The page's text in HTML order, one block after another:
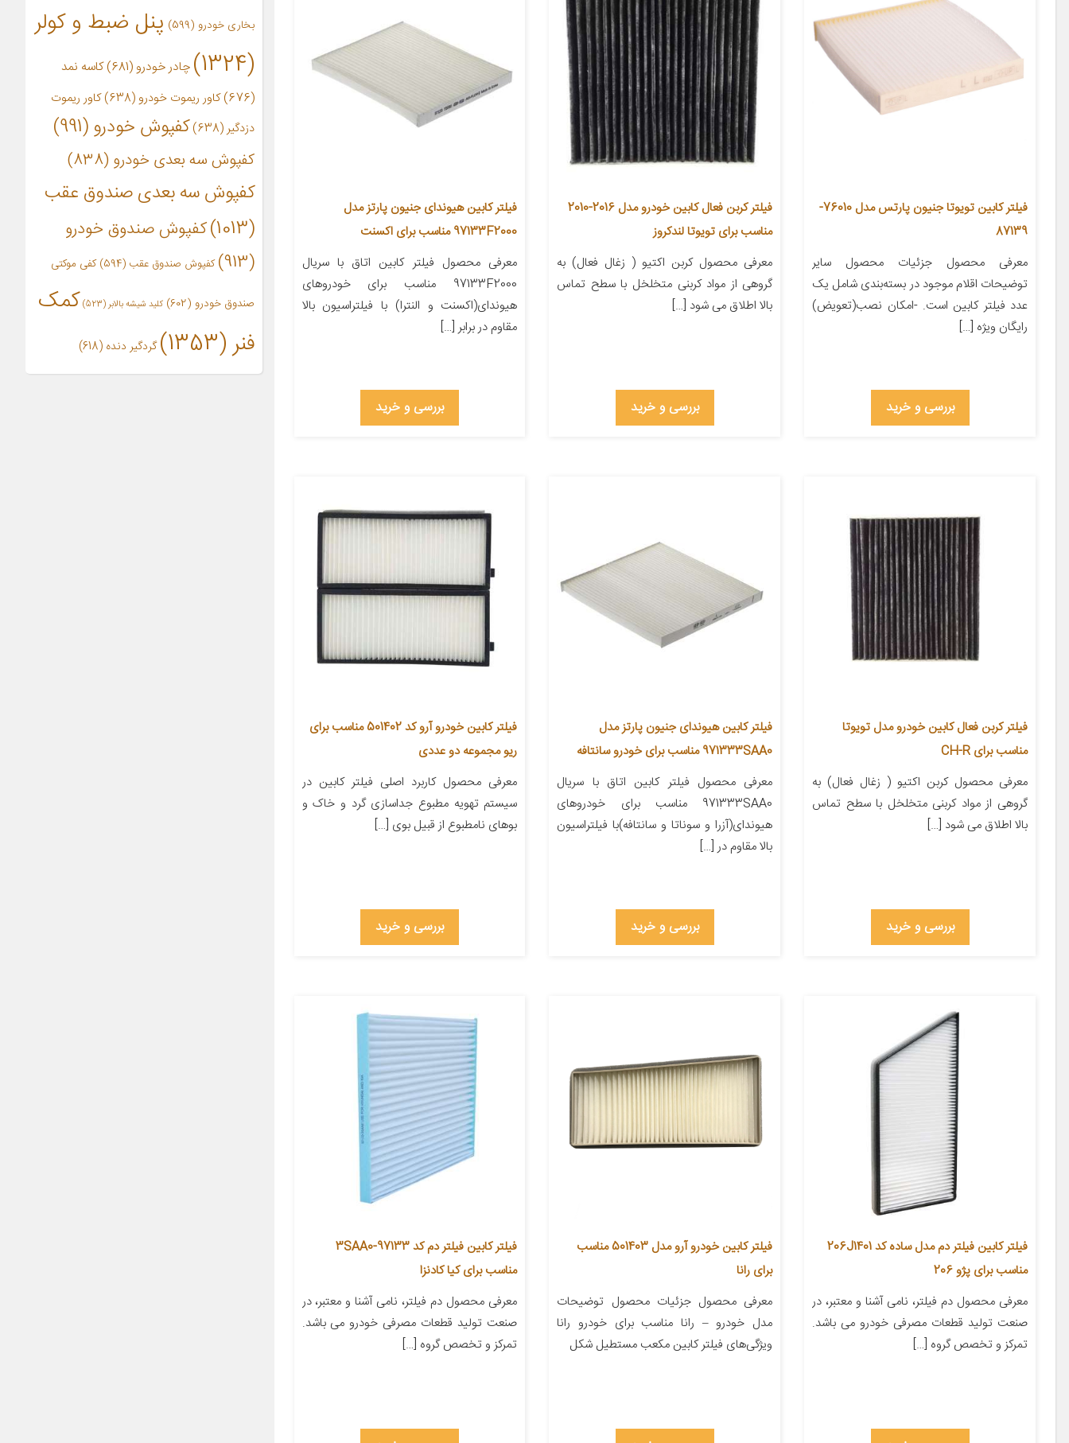
فیلتر کابین تویوتا جنیون پارتس مدل 76010-
87139
معرفی محصول جزئیات محصول سایر
توضیحات اقلام موجود در بسته‌بندی شامل یک
عدد فیلتر کابین است. -امکان نصب(تعویض)
رایگان ویژه […]
بررسی و خرید
فیلتر کربن فعال کابین خودرو مدل 2016-2010
مناسب برای تویوتا لندکروز
معرفی محصول کربن اکتیو ( زغال فعال) به
گروهی از مواد کربنی متخلخل با سطح تماس
بالا اطلاق می شود […]
بررسی و خرید
فیلتر کابین هیوندای جنیون پارتز مدل
97133F2000 مناسب برای اکسنت
معرفی محصول فیلتر کابین اتاق با سریال
97133F2000 مناسب برای خودروهای
هیوندای(اکسنت و النترا) با فیلتراسیون بالا
مقاوم در برابر […]
بررسی و خرید
فیلتر کربن فعال کابین خودرو مدل تویوتا
مناسب برای CH-R
معرفی محصول کربن اکتیو ( زغال فعال) به
گروهی از مواد کربنی متخلخل با سطح تماس
بالا اطلاق می شود […]
بررسی و خرید
فیلتر کابین هیوندای جنیون پارتز مدل
971333SAA0 مناسب برای خودرو سانتافه
معرفی محصول فیلتر کابین اتاق با سریال
971333SAA0 مناسب برای خودروهای
هیوندای(آزرا و سوناتا و سانتافه)با فیلتراسیون
بالا مقاوم در […]
بررسی و خرید
فیلتر کابین خودرو آرو کد 501402 مناسب برای
ریو مجموعه دو عددی
معرفی محصول کاربرد اصلی فیلتر کابین در
سیستم تهویه مطبوع جداسازی گرد و خاک و
بوهای نامطبوع از قبیل بوی […]
بررسی و خرید
فیلتر کابین فیلتر دم مدل ساده کد 206J1401
مناسب برای پژو 206
معرفی محصول دم فیلتر، نامی آشنا و معتبر، در
صنعت تولید قطعات مصرفی خودرو می باشد.
تمرکز و تخصص گروه […]
فیلتر کابین خودرو آرو مدل 501403 مناسب
برای رانا
معرفی محصول جزئیات محصول توضیحات
مدل خودرو – رانا مناسب برای خودرو رانا
ویژگی‌های فیلتر کابین مکعب مستطیل شکل
فیلتر کابین فیلتر دم کد 97133-3SAA0
مناسب برای کیا کادنزا
معرفی محصول دم فیلتر، نامی آشنا و معتبر، در
صنعت تولید قطعات مصرفی خودرو می باشد.
تمرکز و تخصص گروه […]
بخاری خودرو (599)
پنل ضبط و کولر
(1324)
چادر خودرو (681)
کاسه نمد
(676)
کاور ریموت خودرو(638)
کاور ریموت
دزدگیر(638) کفپوش خودرو(991)
کفپوش سه بعدی خودرو (838)
کفپوش سه بعدی صندوق عقب
(1013)
کفپوش صندوق خودرو
(913)
کفپوش صندوق عقب (594) کفی موکتی
صندوق خودرو (602) کلید شیشه بالابر(523)
کمک
فنر(1353) گردگیر دنده (618)